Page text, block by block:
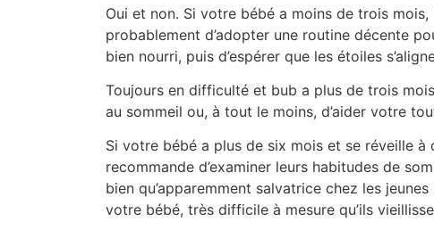
Oui et non. Si votre bébé a moins de trois
probablement d’adopter une routine décente
bien nourri, puis d’espérer que les étoiles
Toujours en difficulté et bub a plus de trois
au sommeil ou, à tout le moins, d’aider votre
Si votre bébé a plus de six mois et se réveille à
recommande d’examiner leurs habitudes de
bien qu’apparemment salvatrice chez les
votre bébé, très difficile à mesure qu’ils